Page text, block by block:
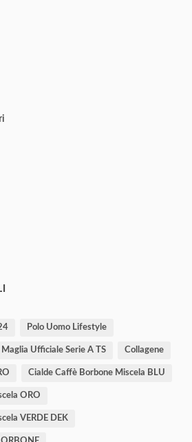
Polo Uomo Lifestyle
Maglia Ufficiale Serie A TS Collagene
Cialde Caffè Borbone Miscela BLU
ORO
VERDE DEK